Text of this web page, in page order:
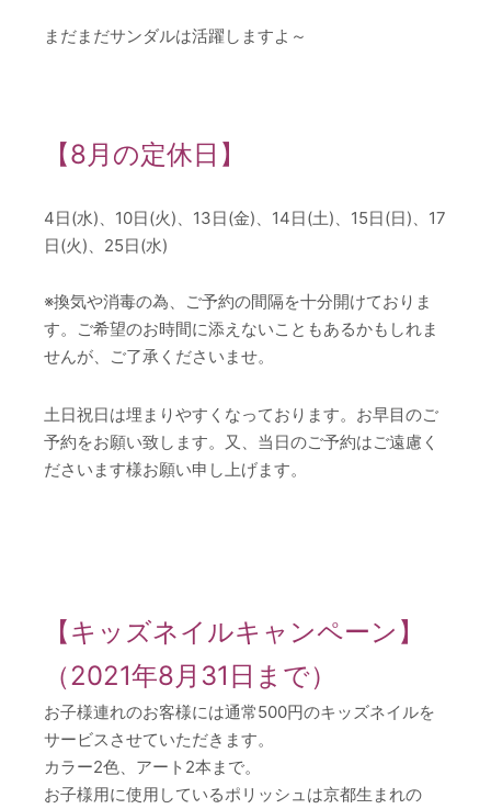
まだまだサンダルは活躍しますよ～
【8月の定休日】
4日(水)、10日(火)、13日(金)、14日(土)、15日(日)、17
日(火)、25日(水)
※換気や消毒の為、ご予約の間隔を十分開けておりま
す。ご希望のお時間に添えないこともあるかもしれま
せんが、ご了承くださいませ。
土日祝日は埋まりやすくなっております。お早目のご
予約をお願い致します。又、当日のご予約はご遠慮く
ださいます様お願い申し上げます。
【キッズネイルキャンペーン】
（2021年8月31日まで）
お子様連れのお客様には通常500円のキッズネイルを
サービスさせていただきます。
カラー2色、アート2本まで。
お子様用に使用しているポリッシュは京都生まれの